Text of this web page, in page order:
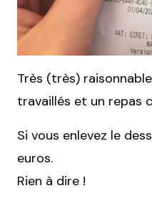
Très (très)
travaillés et un repas
Si vous enlevez le
euros.
Rien à dire !